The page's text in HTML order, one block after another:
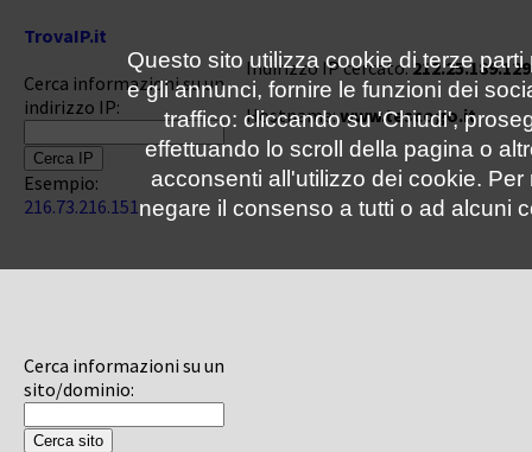
TrovaIP.it
Cerca informazioni su un
indirizzo IP:
Esempio:
216.73.216.151
Cerca informazioni su un
sito/dominio:
Indirizzo IP cercato:212.25.189.129
Hostname:www.tescogo.it
Questo sito utilizza cookie di terze
e gli annunci, fornire le funzioni dei
traffico: cliccando su 'Chiudi',
effettuando lo scroll della pagina o
acconsenti all'utilizzo dei cookie.
negare il consenso a tutti o ad alcuni